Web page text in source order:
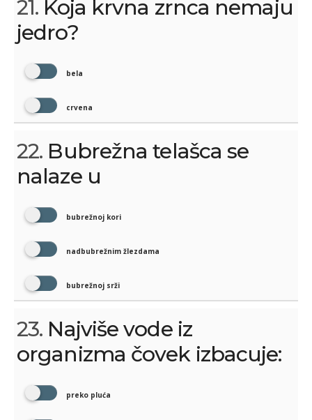
21. Koja krvna zrnca nemaju
jedro?
bela
crvena
22. Bubrežna telašca se
nalaze u
bubrežnoj kori
nadbubrežnim žlezdama
bubrežnoj srži
23. Najviše vode iz
organizma čovek izbacuje:
preko pluća